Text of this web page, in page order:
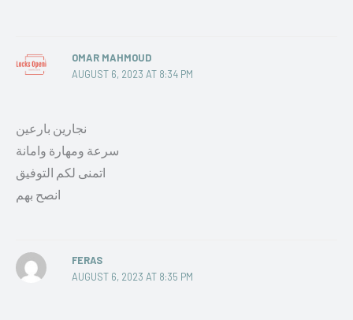
OMAR MAHMOUD
AUGUST 6, 2023 AT 8:34 PM
نجارين بارعين
سرعة ومهارة وامانة
اتمنى لكم التوفيق
انصح بهم
FERAS
AUGUST 6, 2023 AT 8:35 PM